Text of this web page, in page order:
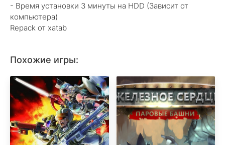
- Время установки 3 минуты на HDD (Зависит от
компьютера)
Repack от xatab
Похожие игры: